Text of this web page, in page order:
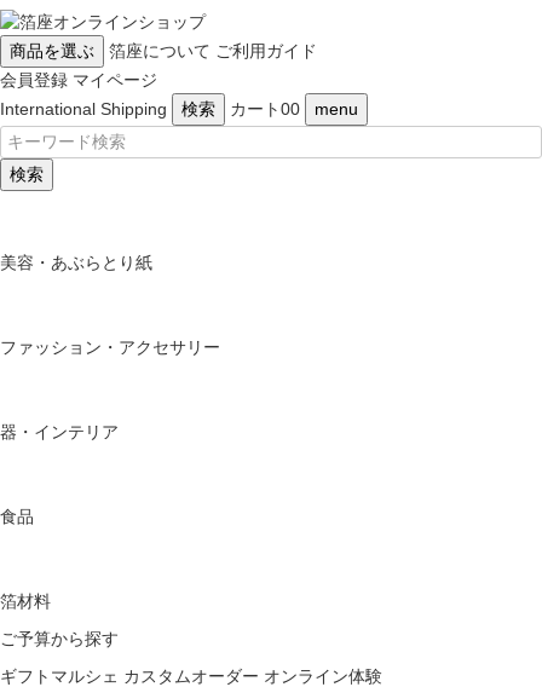
商品を選ぶ 箔座について ご利用ガイド
会員登録 マイページ
International Shipping
検索 カート00 menu
検索
美容・あぶらとり紙
ファッション・アクセサリー
器・インテリア
食品
箔材料
ご予算から探す
ギフトマルシェ カスタムオーダー オンライン体験